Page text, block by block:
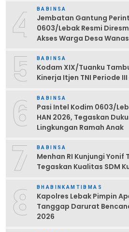
4 BABINSA
Jembatan Gantung
0603/Lebak Resmi
Akses Warga Desa
5 BABINSA
Kodam XIX/Tuanku
Kinerja Itjen TNI Periode III
6 BABINSA
Pasi Intel Kodim 0603/
HAN 2026, Tegaskan
Lingkungan Ramah Anak
7 BABINSA
Menhan RI Kunjungi Yonif
Tegaskan Kualitas SDM
8 BHABINKAMTIBMAS
Kapolres Lebak Pimpin
Tanggap Darurat
2026